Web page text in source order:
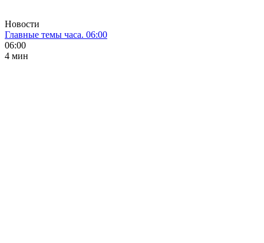
Новости
Главные темы часа. 06:00
06:00
4 мин